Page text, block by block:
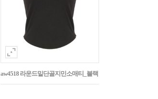
aw4518 라운드밑단골지민소매티_블랙